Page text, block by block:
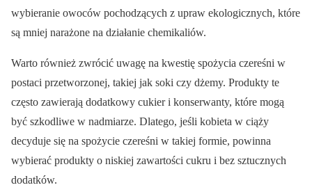
wybieranie owoców pochodzących z upraw ekologicznych, które
są mniej narażone na działanie chemikaliów.
Warto również zwrócić uwagę na kwestię spożycia czereśni w
postaci przetworzonej, takiej jak soki czy dżemy. Produkty te
często zawierają dodatkowy cukier i konserwanty, które mogą
być szkodliwe w nadmiarze. Dlatego, jeśli kobieta w ciąży
decyduje się na spożycie czereśni w takiej formie, powinna
wybierać produkty o niskiej zawartości cukru i bez sztucznych
dodatków.